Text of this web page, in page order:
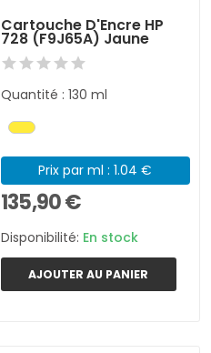
Cartouche D'Encre HP
728 (F9J65A) Jaune
Quantité : 130 ml
Prix par ml : 1.04 €
135,90 €
Disponibilité: En stock
AJOUTER AU PANIER